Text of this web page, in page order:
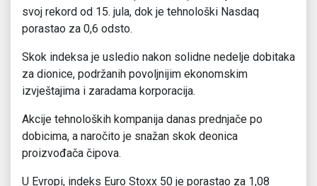
svoj rekord od 15. jula, dok je tehnološki Nasdaq
porastao za 0,6 odsto.
Skok indeksa je usledio nakon solidne nedelje dobitaka
za dionice, podržanih povoljnijim ekonomskim
izvještajima i zaradama korporacija.
Akcije tehnoloških kompanija danas prednjače po
dobicima, a naročito je snažan skok deonica
proizvođača čipova.
U Evropi, indeks Euro Stoxx 50 je porastao za 1,08